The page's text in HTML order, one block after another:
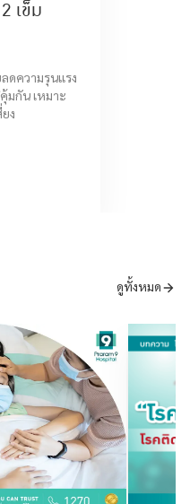
เข็ม
ดความรุนแรง
มกัน เหมาะ
ง
ดูทั้งหมด